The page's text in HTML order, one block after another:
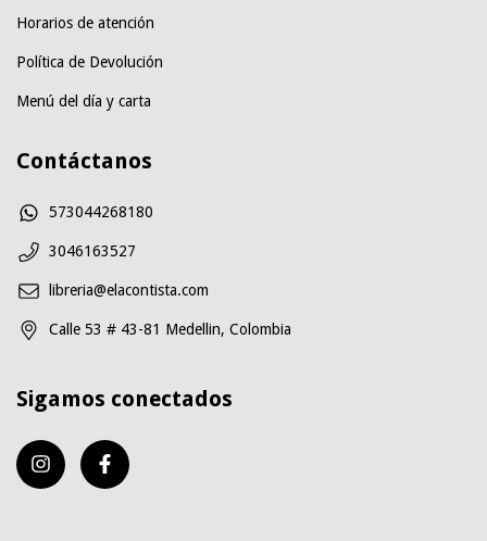
Horarios de atención
Política de Devolución
Menú del día y carta
Contáctanos
573044268180
3046163527
libreria@elacontista.com
Calle 53 # 43-81 Medellin, Colombia
Sigamos conectados